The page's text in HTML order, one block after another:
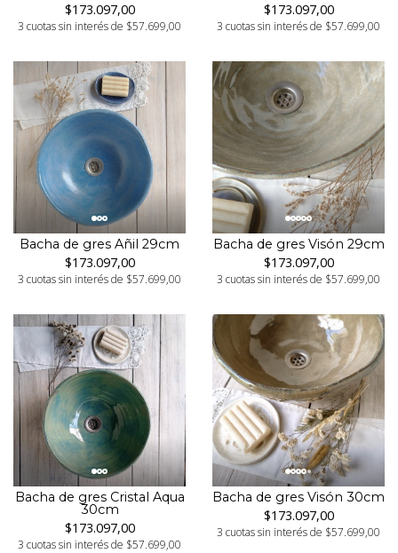
$173.097,00
3 cuotas sin interés de $57.699,00
$173.097,00
3 cuotas sin interés de $57.699,00
Bacha de gres Añil 29cm
$173.097,00
3 cuotas sin interés de $57.699,00
Bacha de gres Visón 29cm
$173.097,00
3 cuotas sin interés de $57.699,00
Bacha de gres Cristal Aqua
30cm
$173.097,00
3 cuotas sin interés de $57.699,00
Bacha de gres Visón 30cm
$173.097,00
3 cuotas sin interés de $57.699,00